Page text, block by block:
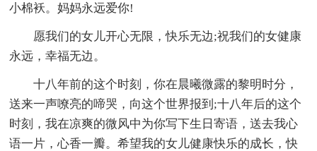
小棉袄。妈妈永远爱你!
愿我们的女儿开心无限，快乐无边;祝我们的女健康
永远，幸福无边。
十八年前的这个时刻，你在晨曦微露的黎明时分，
送来一声嘹亮的啼哭，向这个世界报到;十八年后的这个
时刻，我在凉爽的微风中为你写下生日寄语，送去我心
语一片，心香一瓣。希望我的女儿健康快乐的成长，快